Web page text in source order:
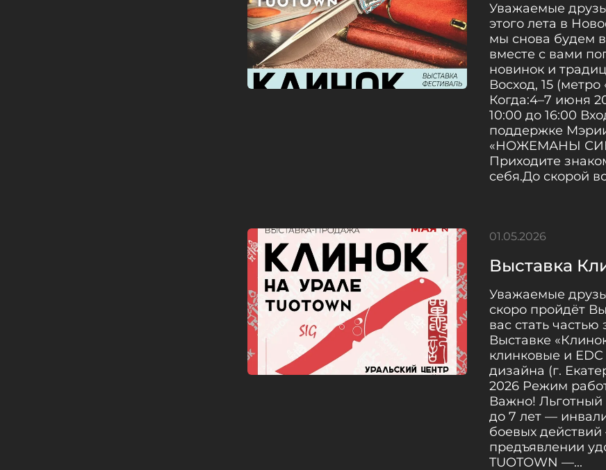
Уважаемые
этого лета в
мы снова будем
вместе с вами
новинок и
Восход, 15
Когда:4–7 июня
10:00 до 16:00
поддержке
«НОЖЕМАНЫ
Приходите
себя.До скорой
Выставка
Уважаемые
скоро пройдёт
вас стать
Выставке
клинковые и
дизайна (г.
2026 Режим
Важно! Льготный
до 7 лет —
боевых
предъявлении
TUOTOWN —...
01.05.2026